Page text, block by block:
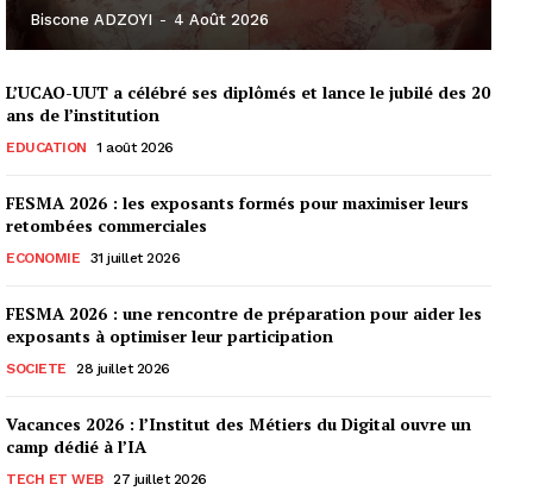
Biscone ADZOYI - 4 Août 2026
L’UCAO-UUT a célébré ses diplômés et lance le jubilé des 20
ans de l’institution
EDUCATION 1 août 2026
FESMA 2026 : les exposants formés pour maximiser leurs
retombées commerciales
ECONOMIE 31 juillet 2026
FESMA 2026 : une rencontre de préparation pour aider les
exposants à optimiser leur participation
SOCIETE 28 juillet 2026
Vacances 2026 : l’Institut des Métiers du Digital ouvre un
camp dédié à l’IA
TECH ET WEB 27 juillet 2026